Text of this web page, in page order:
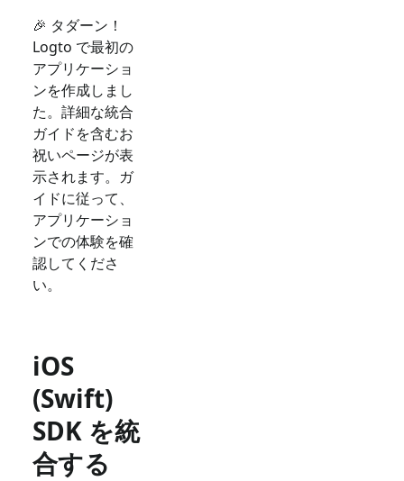
🎉 タダーン！
Logto で最初の
アプリケーショ
ンを作成しまし
た。詳細な統合
ガイドを含むお
祝いページが表
示されます。ガ
イドに従って、
アプリケーショ
ンでの体験を確
認してくださ
い。
iOS
(Swift)
SDK を統
合する